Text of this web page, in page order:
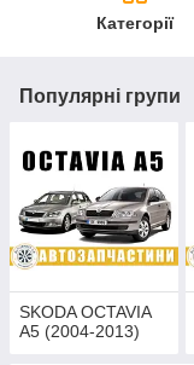
Категорії
Популярні групи
SKODA OCTAVIA
A5 (2004-2013)